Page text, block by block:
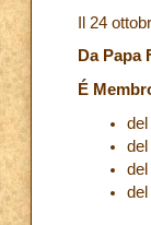
Il 24
Da
É
del